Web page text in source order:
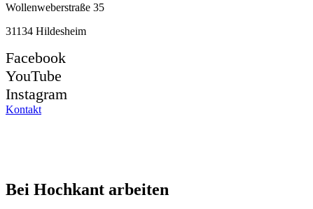
Wollenweberstraße 35
31134 Hildesheim
Facebook
YouTube
Instagram
Kontakt
Bei Hochkant arbeiten